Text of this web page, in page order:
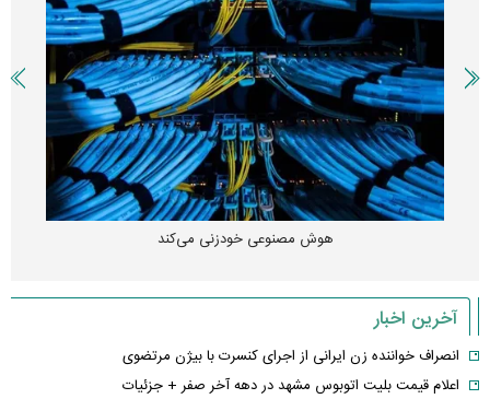
هوش مصنوعی خودزنی می‌کند
آخرین اخبار
انصراف خواننده زن ایرانی از اجرای کنسرت با بیژن مرتضوی
اعلام قیمت بلیت اتوبوس مشهد در دهه آخر صفر + جزئیات